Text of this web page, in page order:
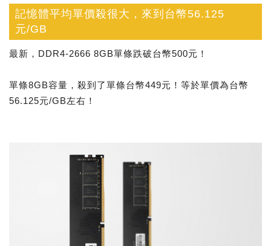
記憶體平均單價殺很大，來到台幣56.125
元/GB
最新，DDR4-2666 8GB單條跌破台幣500元！
單條8GB容量，殺到了單條台幣449元！等於單價為台幣
56.125元/GB左右！